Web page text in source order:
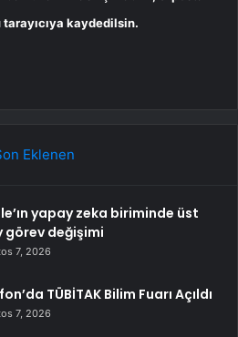
kaydedilsin.
Eklenen
yapay zeka biriminde üst
görev değişimi
7, 2026
TÜBİTAK Bilim Fuarı Açıldı
7, 2026